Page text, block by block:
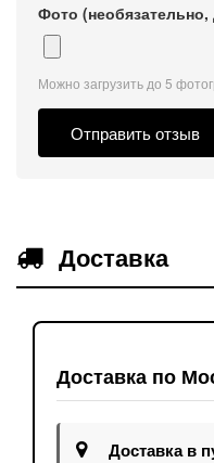
Фото
Можно загрузить до 5
Отправить отзыв
Доставка
Доставка по
Доставка в